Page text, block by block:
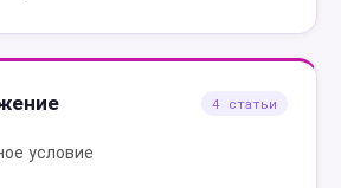
4 статьи
условие